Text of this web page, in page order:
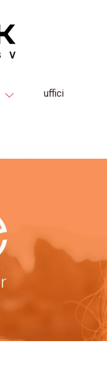
uffici